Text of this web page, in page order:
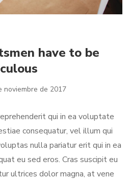
have to be
noviembre de 2017
qui in ea voluptate
consequatur, vel illum qui
nulla pariatur erit qui in ea
eu sed eros. Cras suscipit eu
ultrices dolor magna, at vene